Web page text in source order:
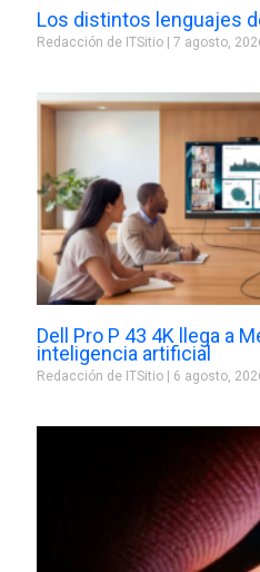
Los distintos lenguajes
Redacción de ITSitio 7 agosto,
Dell Pro P 43 4K llega a
inteligencia artificial
Redacción de ITSitio 6 agosto,